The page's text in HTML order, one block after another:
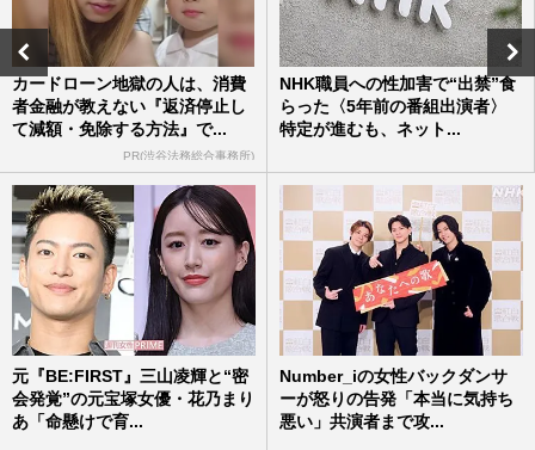
カードローン地獄の人は、消費
者金融が教えない『返済停止し
て減額・免除する方法』で...
PR(渋谷法務総合事務所)
NHK職員への性加害で“出禁”食
らった〈5年前の番組出演者〉
特定が進むも、ネット...
元『BE:FIRST』三山凌輝と“密
会発覚”の元宝塚女優・花乃まり
あ「命懸けで育...
Number_iの女性バックダンサ
ーが怒りの告発「本当に気持ち
悪い」共演者まで攻...